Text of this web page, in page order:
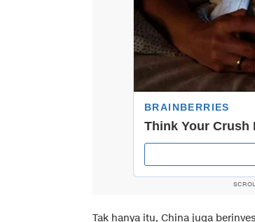
Tak hanya itu, China juga